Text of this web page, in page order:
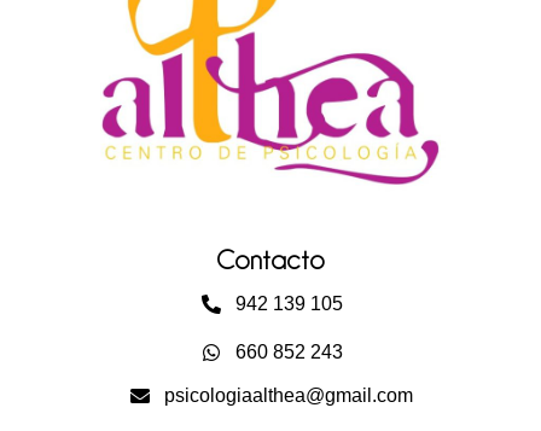
Contacto
942 139 105
660 852 243
psicologiaalthea@gmail.com